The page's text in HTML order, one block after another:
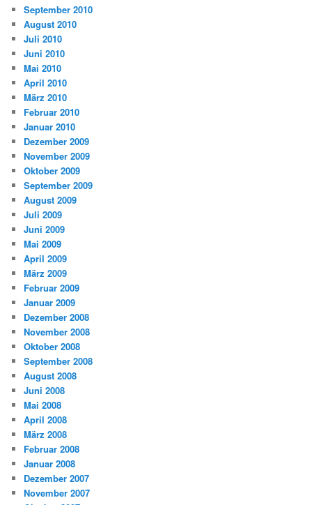
September 2010
August 2010
Juli 2010
Juni 2010
Mai 2010
April 2010
März 2010
Februar 2010
Januar 2010
Dezember 2009
November 2009
Oktober 2009
September 2009
August 2009
Juli 2009
Juni 2009
Mai 2009
April 2009
März 2009
Februar 2009
Januar 2009
Dezember 2008
November 2008
Oktober 2008
September 2008
August 2008
Juni 2008
Mai 2008
April 2008
März 2008
Februar 2008
Januar 2008
Dezember 2007
November 2007